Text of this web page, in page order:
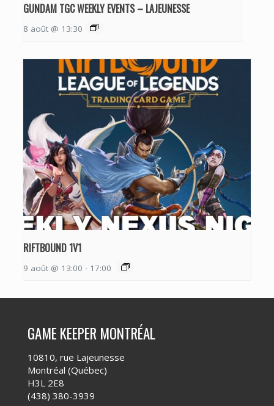
GUNDAM TGC WEEKLY EVENTS – LAJEUNESSE
8 août @ 13:30
RIFTBOUND 1V1
9 août @ 13:00 - 17:00
GAME KEEPER MONTRÉAL
10810, rue Lajeunesse
Montréal (Québec)
H3L 2E8
(438) 380-3939